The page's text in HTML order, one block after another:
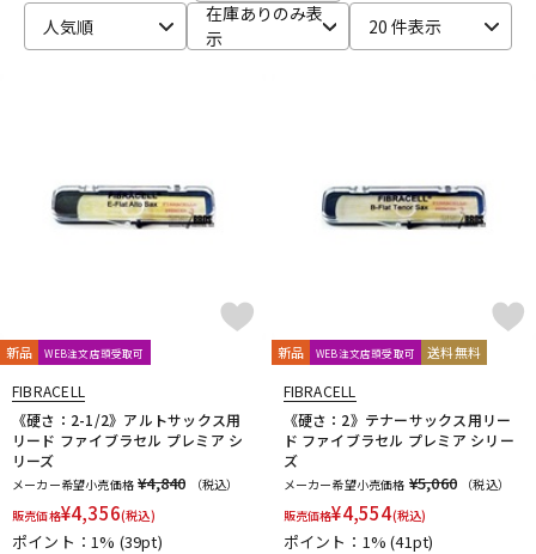
アンプ エフェクター
人気順
在庫ありのみ表
示
20 件表示
新品 WEB注文店頭受取可
FIBRACELL
《硬さ：2-1/2》アルトサックス用
リード ファイブラセル プレミア シ
リーズ
メーカー希望小売価格 ¥4,840
（税込）
販売価格¥4,356(税込)
ポイント：1% (39pt)
新品 WEB注文店頭受取可 送料無料
FIBRACELL
《硬さ：2》テナーサックス用リー
ド ファイブラセル プレミア シリー
ズ
メーカー希望小売価格 ¥5,060
（税込）
販売価格¥4,554(税込)
ポイント：1%(41pt)